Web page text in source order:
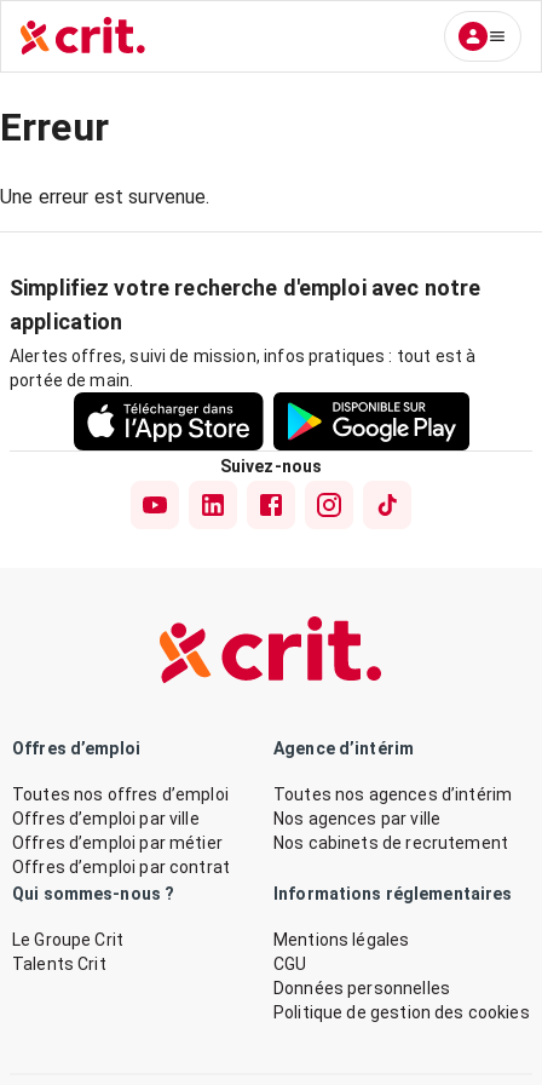
Erreur
Une erreur est survenue.
Simplifiez votre recherche d'emploi avec notre
application
Alertes offres, suivi de mission, infos pratiques : tout est à
portée de main.
Suivez-nous
Offres d’emploi
Toutes nos offres d’emploi
Offres d’emploi par ville
Offres d’emploi par métier
Offres d’emploi par contrat
Agence d’intérim
Toutes nos agences d’intérim
Nos agences par ville
Nos cabinets de recrutement
Qui sommes-nous ?
Le Groupe Crit
Talents Crit
Informations réglementaires
Mentions légales
CGU
Données personnelles
Politique de gestion des cookies